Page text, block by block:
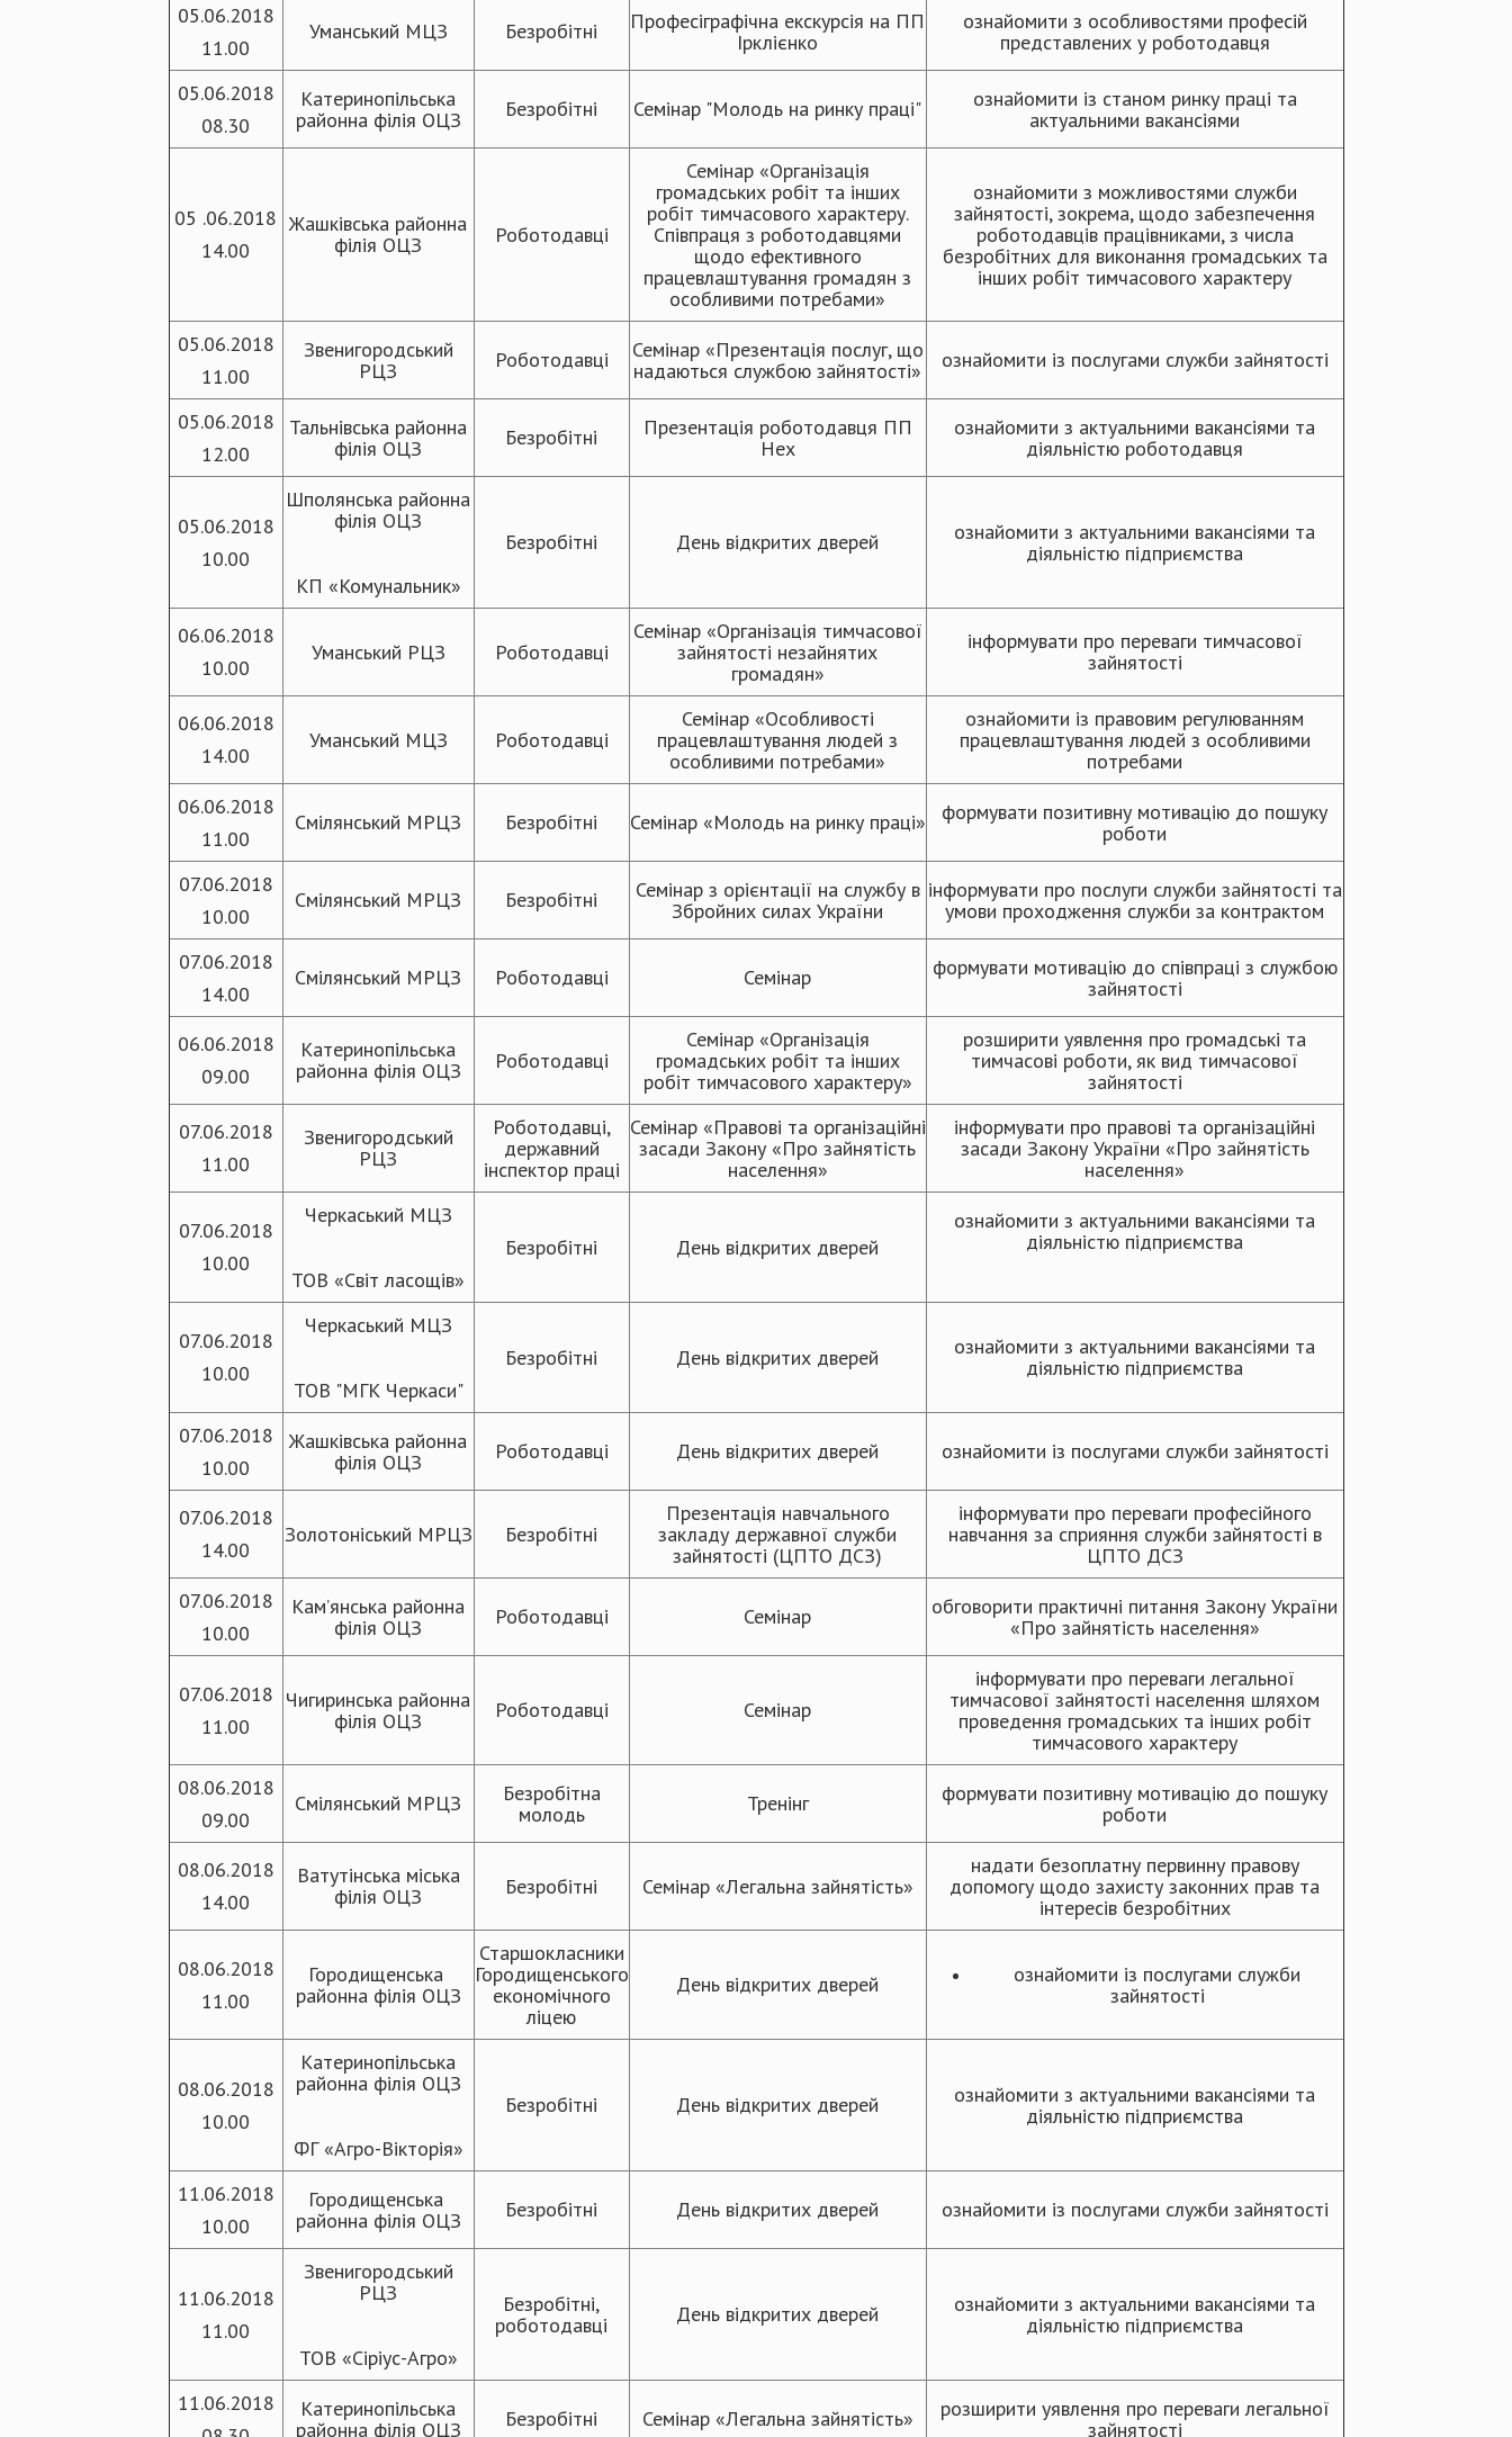
05.06.2018
11.00
Уманський МЦЗ Безробітні
Професіграфічна екскурсія на ПП
Ірклієнко
ознайомити з особливостями професій
представлених у роботодавця
05.06.2018
08.30
Катеринопільська
районна філія ОЦЗ
Безробітні Семінар "Молодь на ринку праці"
ознайомити із станом ринку праці та
актуальними вакансіями
05 .06.2018
14.00
Жашківська районна
філія ОЦЗ
Роботодавці
Семінар «Організація
громадських робіт та інших
робіт тимчасового характеру.
Співпраця з роботодавцями
щодо ефективного
працевлаштування громадян з
особливими потребами»
ознайомити з можливостями служби
зайнятості, зокрема, щодо забезпечення
роботодавців працівниками, з числа
безробітних для виконання громадських та
інших робіт тимчасового характеру
05.06.2018
11.00
Звенигородський
РЦЗ
Роботодавці
Семінар «Презентація послуг, що
надаються службою зайнятості»
ознайомити із послугами служби зайнятості
05.06.2018
12.00
Тальнівська районна
філія ОЦЗ
Безробітні
Презентація роботодавця ПП
Нех
ознайомити з актуальними вакансіями та
діяльністю роботодавця
05.06.2018
10.00
Шполянська районна
філія ОЦЗ
КП «Комунальник»
Безробітні День відкритих дверей
ознайомити з актуальними вакансіями та
діяльністю підприємства
06.06.2018
10.00
Уманський РЦЗ Роботодавці
Семінар «Організація тимчасової
зайнятості незайнятих
громадян»
інформувати про переваги тимчасової
зайнятості
06.06.2018
14.00
Уманський МЦЗ Роботодавці
Семінар «Особливості
працевлаштування людей з
особливими потребами»
ознайомити із правовим регулюванням
працевлаштування людей з особливими
потребами
06.06.2018
11.00
Смілянський МРЦЗ Безробітні Семінар «Молодь на ринку праці»
формувати позитивну мотивацію до пошуку
роботи
07.06.2018
10.00
Смілянський МРЦЗ Безробітні
Семінар з орієнтації на службу в
Збройних силах України
інформувати про послуги служби зайнятості та
умови проходження служби за контрактом
07.06.2018
14.00
Смілянський МРЦЗ Роботодавці Семінар
формувати мотивацію до співпраці з службою
зайнятості
06.06.2018
09.00
Катеринопільська
районна філія ОЦЗ
Роботодавці
Семінар «Організація
громадських робіт та інших
робіт тимчасового характеру»
розширити уявлення про громадські та
тимчасові роботи, як вид тимчасової
зайнятості
07.06.2018
11.00
Звенигородський
РЦЗ
Роботодавці,
державний
інспектор праці
Семінар «Правові та організаційні
засади Закону «Про зайнятість
населення»
інформувати про правові та організаційні
засади Закону України «Про зайнятість
населення»
07.06.2018
10.00
Черкаський МЦЗ
ТОВ «Світ ласощів»
Безробітні День відкритих дверей
ознайомити з актуальними вакансіями та
діяльністю підприємства
07.06.2018
10.00
Черкаський МЦЗ
ТОВ "МГК Черкаси"
Безробітні День відкритих дверей
ознайомити з актуальними вакансіями та
діяльністю підприємства
07.06.2018
10.00
Жашківська районна
філія ОЦЗ
Роботодавці День відкритих дверей ознайомити із послугами служби зайнятості
07.06.2018
14.00
Золотоніський МРЦЗ Безробітні
Презентація навчального
закладу державної служби
зайнятості (ЦПТО ДСЗ)
інформувати про переваги професійного
навчання за сприяння служби зайнятості в
ЦПТО ДСЗ
07.06.2018
10.00
Кам’янська районна
філія ОЦЗ
Роботодавці Семінар
обговорити практичні питання Закону України
«Про зайнятість населення»
07.06.2018
11.00
Чигиринська районна
філія ОЦЗ
Роботодавці Семінар
інформувати про переваги легальної
тимчасової зайнятості населення шляхом
проведення громадських та інших робіт
тимчасового характеру
08.06.2018
09.00
Смілянський МРЦЗ
Безробітна
молодь
Тренінг
формувати позитивну мотивацію до пошуку
роботи
08.06.2018
14.00
Ватутінська міська
філія ОЦЗ
Безробітні Семінар «Легальна зайнятість»
надати безоплатну первинну правову
допомогу щодо захисту законних прав та
інтересів безробітних
08.06.2018
11.00
Городищенська
районна філія ОЦЗ
Старшокласники
Городищенського
економічного
ліцею
День відкритих дверей
ознайомити із послугами служби
зайнятості
08.06.2018
10.00
Катеринопільська
районна філія ОЦЗ
ФГ «Агро-Вікторія»
Безробітні День відкритих дверей
ознайомити з актуальними вакансіями та
діяльністю підприємства
11.06.2018
10.00
Городищенська
районна філія ОЦЗ
Безробітні День відкритих дверей ознайомити із послугами служби зайнятості
11.06.2018
11.00
Звенигородський
РЦЗ
ТОВ «Сіріус-Агро»
Безробітні,
роботодавці
День відкритих дверей
ознайомити з актуальними вакансіями та
діяльністю підприємства
11.06.2018
Катеринопільська
районна філія ОЦЗ
Безробітні Семінар «Легальна зайнятість»
розширити уявлення про переваги легальної
зайнятості